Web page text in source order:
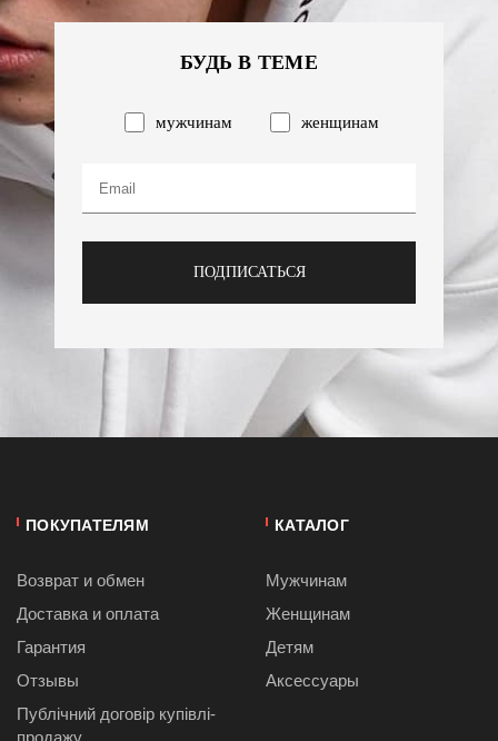
БУДЬ В ТЕМЕ
мужчинам женщинам
ПОДПИСАТЬСЯ
ПОКУПАТЕЛЯМ
Возврат и обмен
Доставка и оплата
Гарантия
Отзывы
Публiчний договiр купівлі-
продажу
КАТАЛОГ
Мужчинам
Женщинам
Детям
Аксессуары